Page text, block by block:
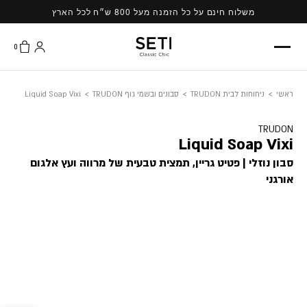
content
משלוח חינם על כל הזמנה מעל 800 ש״ח לכל הארץ
0
ראשי > ניחוחות לבית TRUDON > סבונים ובשמי גוף TRUDON >
Liquid Soap Vixi
TRUDON
Liquid Soap Vixi
סבון נוזלי | פטיט גריין, תמצית טבעית של מרווה ועץ אלגום
אורגני